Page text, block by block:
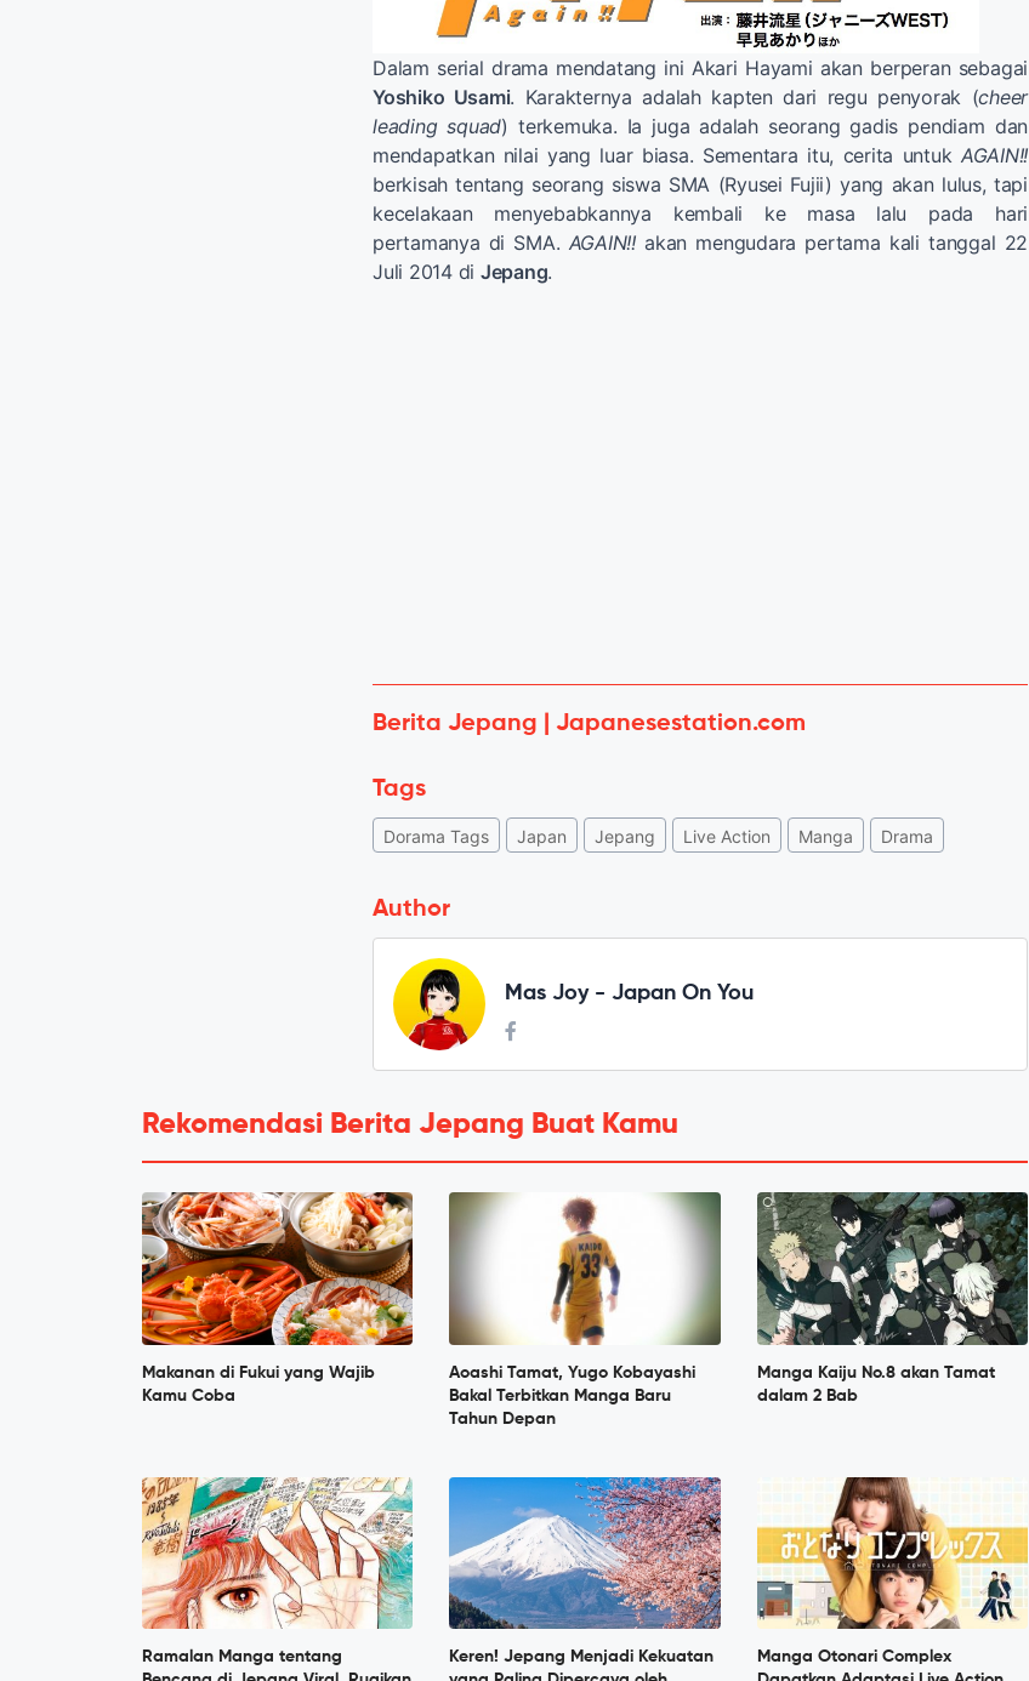
Dalam serial drama mendatang ini Akari Hayami akan berperan sebagai
Yoshiko Usami. Karakternya adalah kapten dari regu penyorak (cheer
leading squad) terkemuka. Ia juga adalah seorang gadis pendiam dan
mendapatkan nilai yang luar biasa. Sementara itu, cerita untuk AGAIN!!
berkisah tentang seorang siswa SMA (Ryusei Fujii) yang akan lulus, tapi
kecelakaan menyebabkannya kembali ke masa lalu pada hari
pertamanya di SMA. AGAIN!!akan mengudara pertama kali tanggal 22
Juli 2014 di Jepang.
Berita Jepang | Japanesestation.com
Tags
Dorama Tags Japan Jepang Live Action Manga Drama
Author
Mas Joy - Japan On You
Rekomendasi Berita Jepang Buat Kamu
Makanan di Fukui yang Wajib
Kamu Coba
Aoashi Tamat, Yugo Kobayashi
Bakal Terbitkan Manga Baru
Tahun Depan
Manga Kaiju No.8 akan Tamat
dalam 2 Bab
Ramalan Manga tentang
Keren! Jepang Menjadi Kekuatan
Manga Otonari Complex